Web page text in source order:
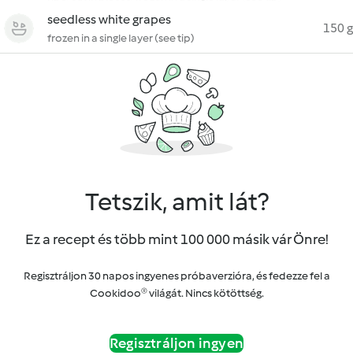
seedless white grapes
frozen in a single layer (see tip)
150 g
Tetszik, amit lát?
Ez a recept és több mint 100 000 másik vár Önre!
Regisztráljon 30 napos ingyenes próbaverzióra, és fedezze fel a
Cookidoo® világát. Nincs kötöttség.
Regisztráljon ingyen